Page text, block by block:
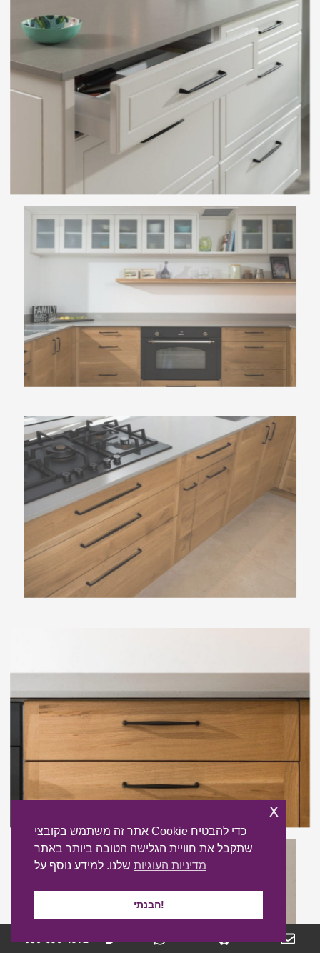
050-690-4972
אתר זה משתמש בקובצי Cookie כדי להבטיח
שתקבל את חוויית הגלישה הטובה ביותר באתר
מדיניות העוגיות
הבנתי!
x